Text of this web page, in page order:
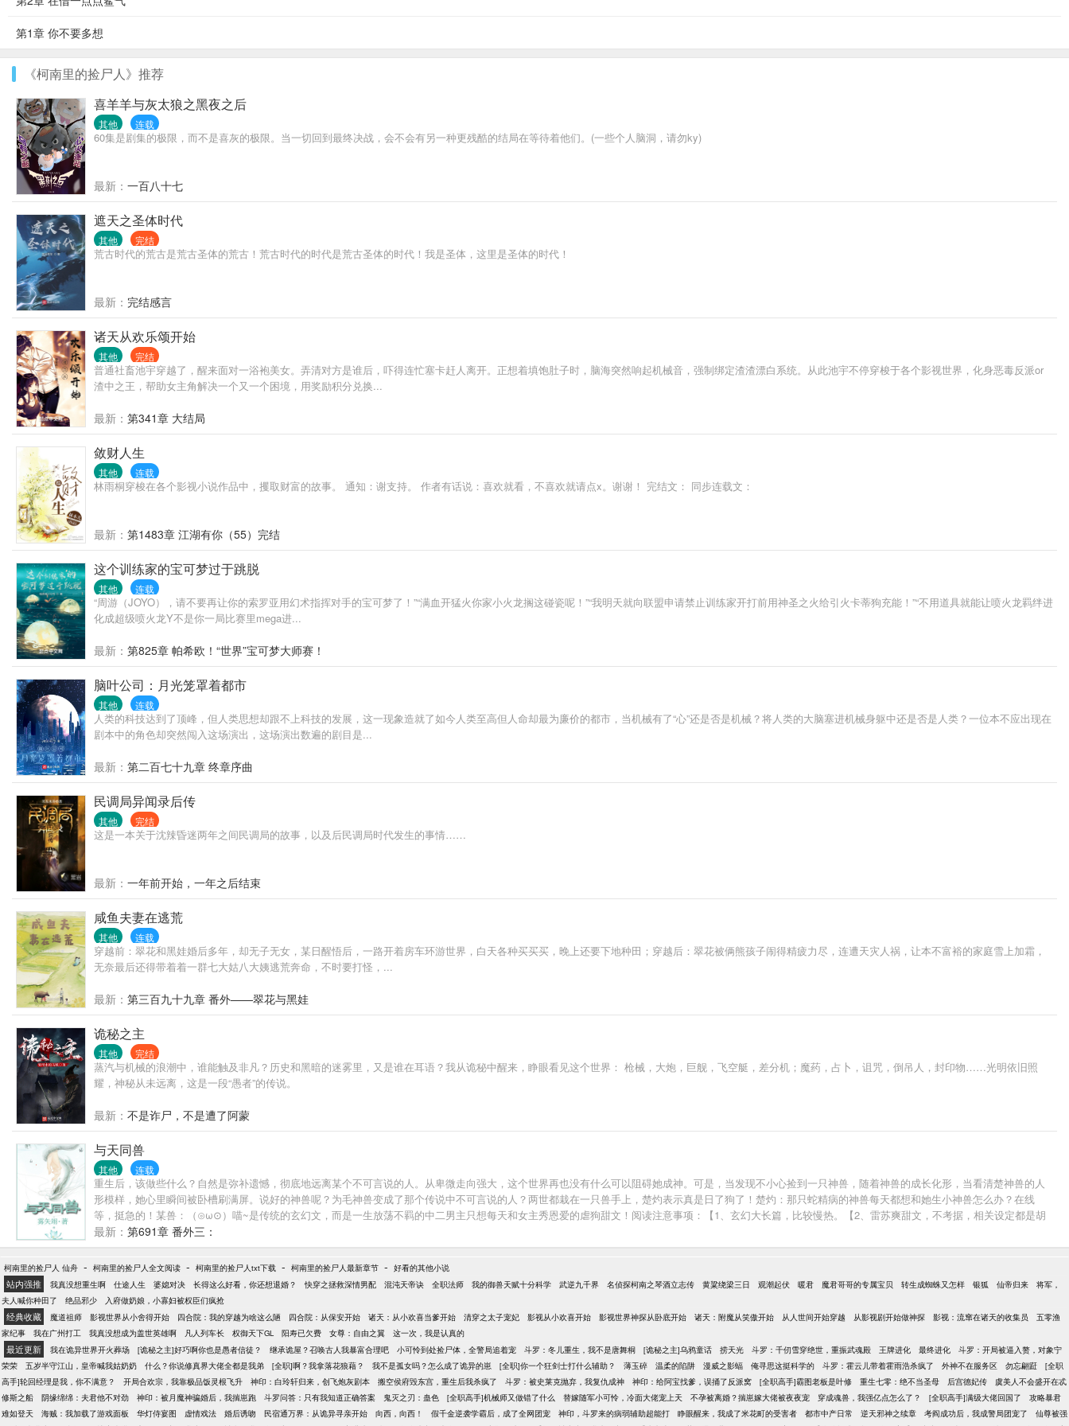
第1章 你不要多想
《柯南里的捡尸人》推荐
喜羊羊与灰太狼之黑夜之后
其他 连载
60集是剧集的极限，而不是喜灰的极限。当一切回到最终决战，会不会有另一种更残酷的结局在等待着他们。(一些个人脑洞，请勿ky)
最新： 一百八十七
遮天之圣体时代
其他 完结
荒古时代的荒古是荒古圣体的荒古！荒古时代的时代是荒古圣体的时代！我是圣体，这里是圣体的时代！
最新： 完结感言
诸天从欢乐颂开始
其他 完结
普通社畜池宇穿越了，醒来面对一浴袍美女。弄清对方是谁后，吓得连忙塞卡赶人离开。正想着填饱肚子时，脑海突然响起机械音，强制绑定渣渣漂白系统。从此池宇不停穿梭于各个影视世界，化身恶毒反派or
渣中之王，帮助女主角解决一个又一个困境，用奖励积分兑换...
最新： 第341章 大结局
敛财人生
其他 连载
林雨桐穿梭在各个影视小说作品中，攫取财富的故事。 通知：谢支持。 作者有话说：喜欢就看，不喜欢就请点x。谢谢！ 完结文： 同步连载文：
最新： 第1483章 江湖有你（55）完结
这个训练家的宝可梦过于跳脱
其他 连载
“周游（JOYO），请不要再让你的索罗亚用幻术指挥对手的宝可梦了！”“满血开猛火你家小火龙搁这碰瓷呢！”“我明天就向联盟申请禁止训练家开打前用神圣之火给引火卡蒂狗充能！”“不用道具就能让喷火龙羁绊进
化成超级喷火龙Y不是你一局比赛里mega进...
最新： 第825章 帕希欧！“世界”宝可梦大师赛！
脑叶公司：月光笼罩着都市
其他 连载
人类的科技达到了顶峰，但人类思想却跟不上科技的发展，这一现象造就了如今人类至高但人命却最为廉价的都市，当机械有了“心”还是否是机械？将人类的大脑塞进机械身躯中还是否是人类？一位本不应出现在
剧本中的角色却突然闯入这场演出，这场演出数遍的剧目是...
最新： 第二百七十九章 终章序曲
民调局异闻录后传
其他 完结
这是一本关于沈辣昏迷两年之间民调局的故事，以及后民调局时代发生的事情……
最新： 一年前开始，一年之后结束
咸鱼夫妻在逃荒
其他 连载
穿越前：翠花和黑娃婚后多年，却无子无女，某日醒悟后，一路开着房车环游世界，白天各种买买买，晚上还要下地种田；穿越后：翠花被俩熊孩子闹得精疲力尽，连遭天灾人祸，让本不富裕的家庭雪上加霜，
无奈最后还得带着着一群七大姑八大姨逃荒奔命，不时要打怪，...
最新： 第三百九十九章 番外——翠花与黑娃
诡秘之主
其他 完结
蒸汽与机械的浪潮中，谁能触及非凡？历史和黑暗的迷雾里，又是谁在耳语？我从诡秘中醒来，睁眼看见这个世界： 枪械，大炮，巨舰，飞空艇，差分机；魔药，占卜，诅咒，倒吊人，封印物……光明依旧照
耀，神秘从未远离，这是一段“愚者”的传说。
最新： 不是诈尸，不是遭了阿蒙
与天同兽
其他 连载
重生后，该做些什么？自然是弥补遗憾，彻底地远离某个不可言说的人。从卑微走向强大，这个世界再也没有什么可以阻碍她成神。可是，当发现不小心捡到一只神兽，随着神兽的成长化形，当看清楚神兽的人
形模样，她心里瞬间被卧槽刷满屏。说好的神兽呢？为毛神兽变成了那个传说中不可言说的人？两世都栽在一只兽手上，楚灼表示真是日了狗了！楚灼：那只蛇精病的神兽每天都想和她生小神兽怎么办？在线
等，挺急的！某兽：（⊙ω⊙）喵~是传统的玄幻文，而是一生放荡不羁的中二男主只想每天和女主秀恩爱的虐狗甜文！阅读注意事项：【1、玄幻大长篇，比较慢热。【2、雷苏爽甜文，不考据，相关设定都是胡
掰的，就图个乐。【3、众口难调是常事，大家文明看文，实在是不喜就弃文吧^—^【玄幻系列文】逆转仙途姐妹篇：《撩神[快穿]》妖魔鬼怪系列之魔星：《为你着魔》妖魔鬼怪系列之妖蛊：《掌中妖夫》长篇
修仙小说：《重生之逆转仙途》西幻穿书纯爱：《[穿书]黑化圣骑士》微博：晋江雾矢翊。
最新： 第691章 番外三：
柯南里的捡尸人 仙舟 - 柯南里的捡尸人全文阅读 - 柯南里的捡尸人txt下载 - 柯南里的捡尸人最新章节 - 好看的其他小说
站内强推 我真没想重生啊 仕途人生 婆媳对决 长得这么好看，你还想退婚？ 快穿之拯救深情男配 混沌天帝诀 全职法师 我的御兽天赋十分科学 武逆九千界 名侦探柯南之琴酒立志传 黄粱绕梁三日 观潮起伏 暖君 魔君哥哥的专属宝贝 转生成蜘蛛又怎样 银狐 仙帝归来
将军，
夫人喊你种田了
绝品邪少 入府做奶娘，小寡妇被权臣们疯抢
经典收藏 魔道祖师 影视世界从小舍得开始 四合院：我的穿越为啥这么陋 四合院：从保安开始 诸天：从小欢喜当爹开始 清穿之太子宠妃 影视从小欢喜开始 影视世界神探从卧底开始 诸天：附魔从笑傲开始 从人世间开始穿越 从影视剧开始做神探 影视：流窜在诸天的收集员
五零渔
家纪事
我在广州打工 我真没想成为盖世英雄啊 凡人列车长 权御天下GL 阳寿已欠费 女尊：自由之翼 这一次，我是认真的
最近更新 我在诡异世界开火葬场 [诡秘之主]好巧啊你也是愚者信徒？ 继承诡屋？召唤古人我暴富合理吧 小可怜到处捡尸体，全警局追着宠 斗罗：冬儿重生，我不是唐舞桐 [诡秘之主]乌鸦童话 捞天光 斗罗：千仞雪穿绝世，重振武魂殿 王牌进化 最终进化
斗罗：开局被逼入赘，对象宁
荣荣
五岁半守江山，皇帝喊我姑奶奶 什么？你说修真界大佬全都是我弟 [全职]啊？我拿落花狼藉？ 我不是孤女吗？怎么成了诡异的崽 [全职]你一个狂剑士打什么辅助？ 薄玉碎 温柔的陷阱 漫威之影蝠 俺寻思这挺科学的 斗罗：霍云儿带着霍雨浩杀疯了 外神不在服务区 勿忘翩跹
[全职
高手]轮回经理是我，你不满意？
开局合欢宗，我靠极品饭灵根飞升 神印：白玲轩归来，创飞炮灰剧本 搬空侯府毁东宫，重生后我杀疯了 斗罗：被史莱克抛弃，我复仇成神 神印：给阿宝找爹，误捅了反派窝 [全职高手]霸图老板是叶修 重生七零：绝不当圣母 后宫德妃传
虞美人不会盛开在忒
修斯之船
阴缘绵绵：夫君他不对劲 神印：被月魔神骗婚后，我揣崽跑 斗罗问答：只有我知道正确答案 鬼灭之刃：蛊色 [全职高手]机械师又做错了什么 替嫁随军小可怜，冷面大佬宠上天 不孕被离婚？揣崽嫁大佬被夜夜宠 穿成魂兽，我强亿点怎么了？ [全职高手]满级大佬回国了
攻略暴君
难如登天
海贼：我加载了游戏面板 华灯侍宴图 虚情戏法 婚后诱吻 民宿通万界：从诡异寻亲开始 向西，向西！ 假千金逆袭学霸后，成了全网团宠 神印，斗罗来的病弱辅助超能打 睁眼醒来，我成了米花町的受害者 都市中产日常 逆天邪神之续章 考阎成功后，我成警局团宠了
仙尊被强